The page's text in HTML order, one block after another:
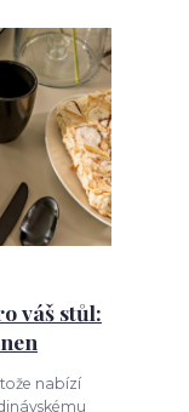
váš stůl:
nabízí